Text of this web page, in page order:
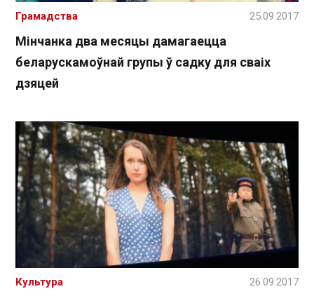
Мінчанка два месяцы дамагаецца
беларускамоўнай групы ў садку для сваіх
дзяцей
Грамадства 25.09.2017
Культура 26.09.2017